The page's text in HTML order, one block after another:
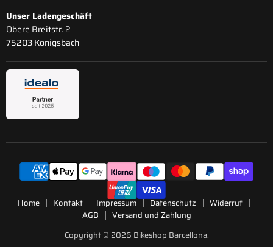
Unser Ladengeschäft
Obere Breitstr. 2
75203 Königsbach
Home Kontakt Impressum Datenschutz
Widerruf
AGB
Versand und Zahlung
Copyright © 2026 Bikeshop Barcellona.